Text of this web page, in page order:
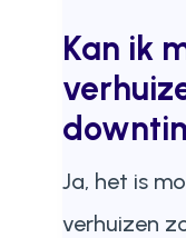
Kan ik
Ja, het is
verhuizen